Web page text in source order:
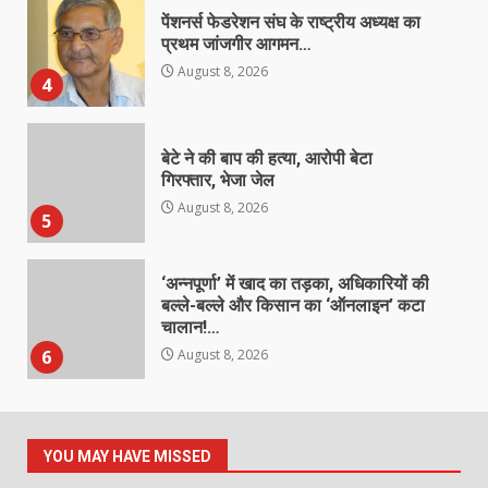
5
बेटे ने की बाप की हत्या, आरोपी बेटा
गिरफ्तार, भेजा जेल
August 8, 2026
6
‘अन्नपूर्णा’ में खाद का तड़का, अधिकारियों की
बल्ले-बल्ले और किसान का ‘ऑनलाइन’ कटा
चालान!…
August 8, 2026
7
138 करोड़ की लागत से नांदघाट-मुंगेली रोड
होगा फोरलेन…
में पढ़ने को मजबूर 77 बच्चे
YOU MAY HAVE MISSED